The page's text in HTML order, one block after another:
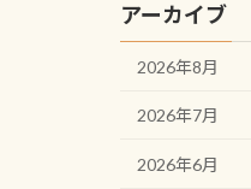
アーカイブ
2026年8月
2026年7月
2026年6月